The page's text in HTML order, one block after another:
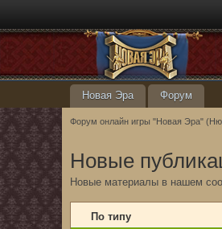
Новая Эра Форум
Форум онлайн игры "Новая Эра"
Новые
Новые материалы в нашем
По типу